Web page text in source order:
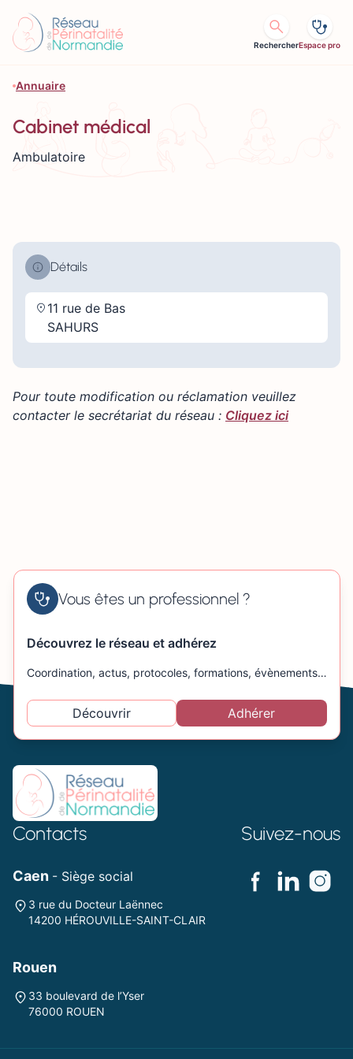
RechercherEspace pro
Annuaire
Cabinet médical
Ambulatoire
Détails
11 rue de Bas
SAHURS
Pour toute modification ou réclamation veuillez
contacter le secrétariat du réseau : Cliquez ici
Vous êtes un professionnel ?
Découvrez le réseau et adhérez
Coordination, actus, protocoles, formations, évènements…
Découvrir Adhérer
Contacts
Caen - Siège social
3 rue du Docteur Laënnec
14200 HÉROUVILLE-SAINT-CLAIR
Rouen
33 boulevard de l’Yser
76000 ROUEN
Suivez-nous